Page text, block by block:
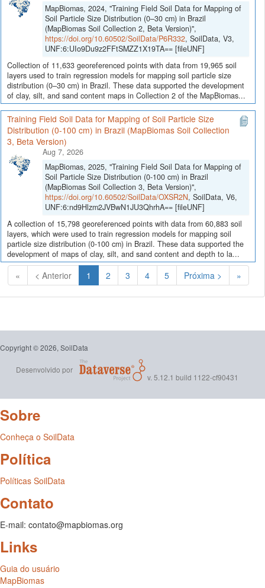
MapBiomas, 2024, "Training Field Soil Data for Mapping of
Soil Particle Size Distribution (0–30 cm) in Brazil
(MapBiomas Soil Collection 2, Beta Version)",
https://doi.org/10.60502/SoilData/P6R332, SoilData, V3,
UNF:6:UIo9Du9z2FFtSMZZ1X19TA== [fileUNF]
Collection of 11,633 georeferenced points with data from 19,965 soil
layers used to train regression models for mapping soil particle size
distribution (0–30 cm) in Brazil. These data supported the development
of clay, silt, and sand content maps in Collection 2 of the MapBiomas...
Training Field Soil Data for Mapping of Soil Particle Size
Distribution (0-100 cm) in Brazil (MapBiomas Soil Collection
3, Beta Version)
Aug 7, 2026
MapBiomas, 2025, "Training Field Soil Data for Mapping of
Soil Particle Size Distribution (0-100 cm) in Brazil
(MapBiomas Soil Collection 3, Beta Version)",
https://doi.org/10.60502/SoilData/OXSR2N, SoilData, V6,
UNF:6:nd9Hlzm2JVBwN1JU3QhrhA== [fileUNF]
A collection of 15,798 georeferenced points with data from 60,883 soil
layers, which were used to train regression models for mapping soil
particle size distribution (0-100 cm) in Brazil. These data supported the
development of maps of clay, silt, and sand content and depth to la...
« < Anterior 1 (Atual)
2 3 4 5 Próxima > »
Copyright © 2026, SoilData
Desenvolvido por
v. 5.12.1 build 1122-cf90431
Sobre
Conheça o SoilData
Política
Políticas SoilData
Contato
E-mail: contato@mapbiomas.org
Links
Guia do usuário
MapBiomas